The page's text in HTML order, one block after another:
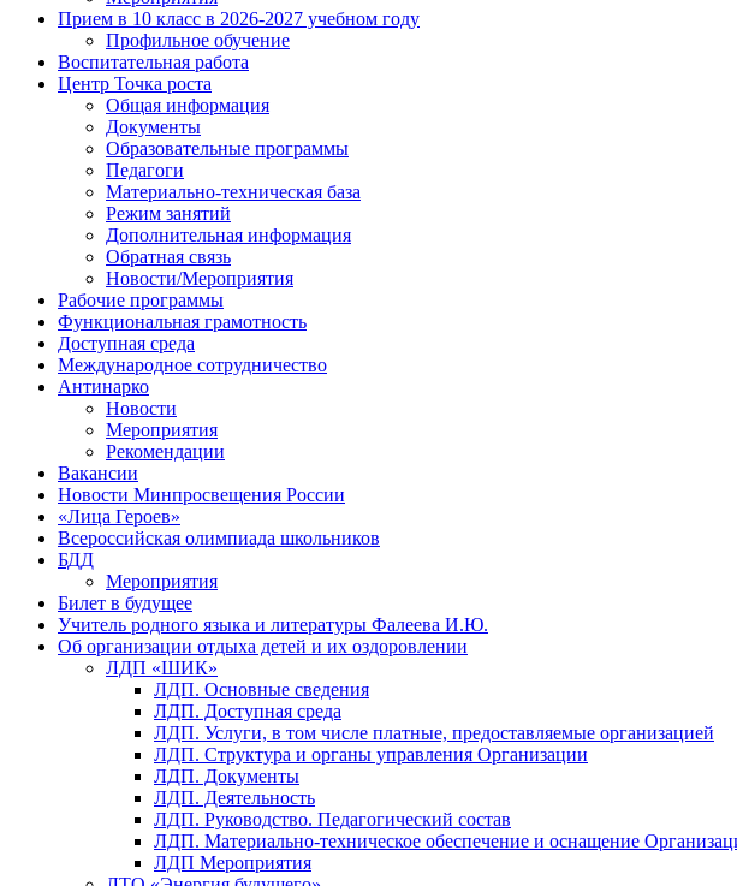
Прием в 10 класс в 2026-2027 учебном году
Профильное обучение
Воспитательная работа
Центр Точка роста
Общая информация
Документы
Образовательные программы
Педагоги
Материально-техническая база
Режим занятий
Дополнительная информация
Обратная связь
Новости/Мероприятия
Рабочие программы
Функциональная грамотность
Доступная среда
Международное сотрудничество
Антинарко
Новости
Мероприятия
Рекомендации
Вакансии
Новости Минпросвещения России
«Лица Героев»
Всероссийская олимпиада школьников
БДД
Мероприятия
Билет в будущее
Учитель родного языка и литературы Фалеева И.Ю.
Об организации отдыха детей и их оздоровлении
ЛДП «ШИК»
ЛДП. Основные сведения
ЛДП. Доступная среда
ЛДП. Услуги, в том числе платные, предоставляемые организацией
ЛДП. Структура и органы управления Организации
ЛДП. Документы
ЛДП. Деятельность
ЛДП. Руководство. Педагогический состав
ЛДП. Материально-техническое обеспечение и оснащение
ЛДП Мероприятия